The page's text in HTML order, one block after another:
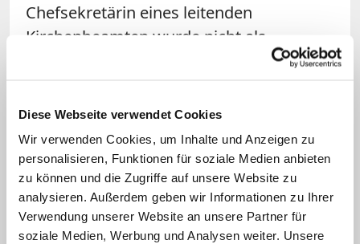
Diese Webseite verwendet Cookies
Wir verwenden Cookies, um Inhalte und Anzeigen zu
personalisieren, Funktionen für soziale Medien anbieten
zu können und die Zugriffe auf unsere Website zu
analysieren. Außerdem geben wir Informationen zu Ihrer
Verwendung unserer Website an unsere Partner für
soziale Medien, Werbung und Analysen weiter. Unsere
Chefsekretärin eines leitenden
Kirchenbeamten wurde nicht als
Tendenzträgerin angesehen", betont
im Chefarzt-Fall2014 noch die In­ter­es­sen
des kirch­li­chen Ar­beit­ge­bers durch das
Bundesarbeitsgericht nicht aus­rei­chend
stark ge­wich­tet gesehen hatte, werde